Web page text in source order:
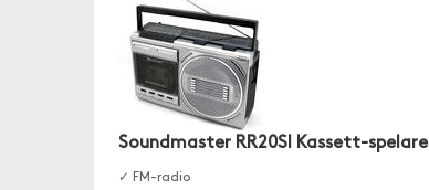
Soundmaster RR20SI Kassett-spelare
✓ FM-radio